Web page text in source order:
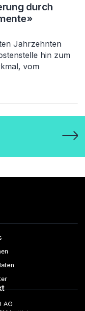
durch
Jahrzehnten
hin zum
vom
AG